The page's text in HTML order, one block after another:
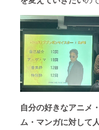
自分の好きなアニメ
ム・マンガに対して